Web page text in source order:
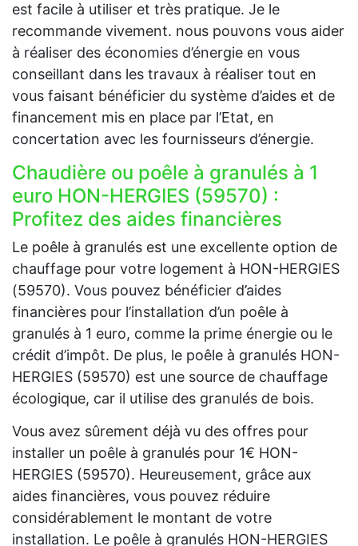
est facile à utiliser et très pratique. Je le
recommande vivement. nous pouvons vous aider
à réaliser des économies d’énergie en vous
conseillant dans les travaux à réaliser tout en
vous faisant bénéficier du système d’aides et de
financement mis en place par l’Etat, en
concertation avec les fournisseurs d’énergie.
Chaudière ou poêle à granulés à 1
euro HON-HERGIES (59570) :
Profitez des aides financières
Le poêle à granulés est une excellente option de
chauffage pour votre logement à HON-HERGIES
(59570). Vous pouvez bénéficier d’aides
financières pour l’installation d’un poêle à
granulés à 1 euro, comme la prime énergie ou le
crédit d’impôt. De plus, le poêle à granulés HON-
HERGIES (59570) est une source de chauffage
écologique, car il utilise des granulés de bois.
Vous avez sûrement déjà vu des offres pour
installer un poêle à granulés pour 1€ HON-
HERGIES (59570). Heureusement, grâce aux
aides financières, vous pouvez réduire
considérablement le montant de votre
installation. Le poêle à granulés HON-HERGIES